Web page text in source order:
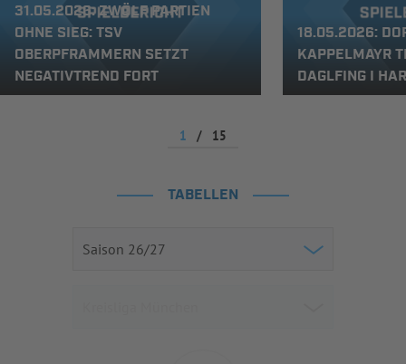
31.05.2026: ZWÖLF PARTIEN
OHNE SIEG: TSV
OBERPFRAMMERN SETZT
NEGATIVTREND FORT
18.05.2026:
KAPPELMAYR
DAGLFING I
1 / 15
TABELLEN